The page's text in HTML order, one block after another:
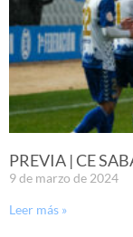
PREVIA | CE
9 de marzo de 2024
Leer más »